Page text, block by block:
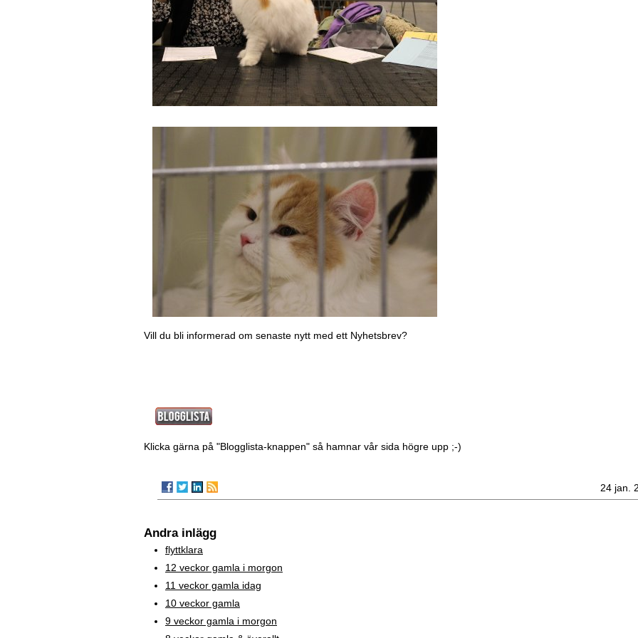
Vill du bli informerad om senaste nytt med ett Nyhetsbrev?
Klicka gärna på "Blogglista-knappen" så hamnar vår sida högre upp ;-)
24 jan.
Andra inlägg
flyttklara
12 veckor gamla i morgon
11 veckor gamla idag
10 veckor gamla
9 veckor gamla i morgon